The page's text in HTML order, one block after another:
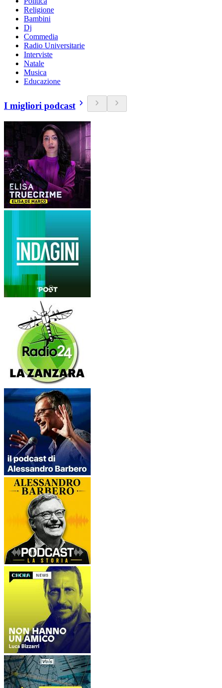
Religione
Bambini
Dj
Commedia
Radio Universitarie
Interviste
Natale
Musica
Educazione
I migliori podcast